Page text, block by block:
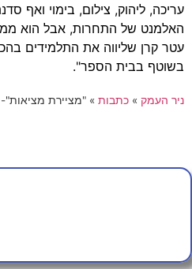
עריכה, ליהוק, צילום, בימוי
האלמנט של התחרות, אבל הוא
עטר קרן שליווה את התלמידים
בשוטף בבית הספר".
ניר העמק » כתבות » "מציירת